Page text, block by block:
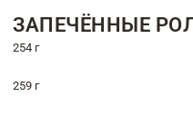
ЗАПЕЧЁННЫЕ
254 г
259 г